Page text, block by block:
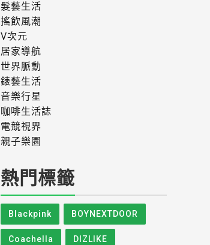
髮藝生活
搖飲風潮
V次元
居家導航
世界脈動
錶藝生活
音樂行星
咖啡生活誌
電競視界
親子樂園
熱門標籤
Blackpink BOYNEXTDOOR
Coachella DIZLIKE